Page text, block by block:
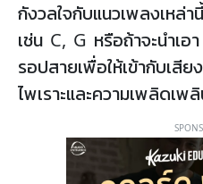
กังวลใจกับแนวเพลงเห
เช่น C, G หรือถ้าจะนำเ
รอปสายเพื่อให้เข้ากับเสี
ไพเราะและความเพลิดเพ